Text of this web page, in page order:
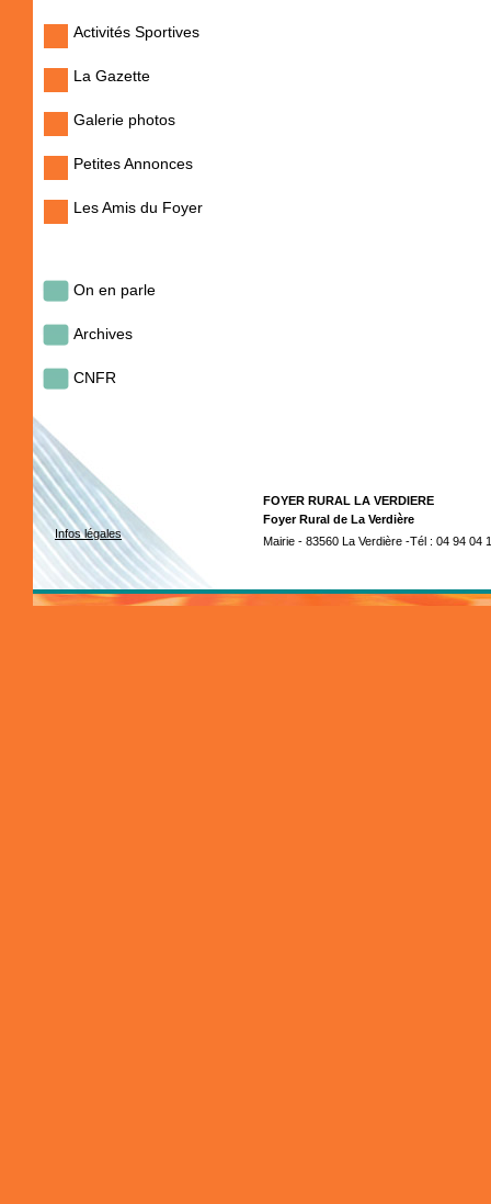
Activités Sportives
La Gazette
Galerie photos
Petites Annonces
Les Amis du Foyer
On en parle
Archives
CNFR
Infos légales
FOYER RURAL LA VERDIERE
Foyer Rural de La Verdière
Mairie - 83560 La Verdière -Tél : 04 94 04